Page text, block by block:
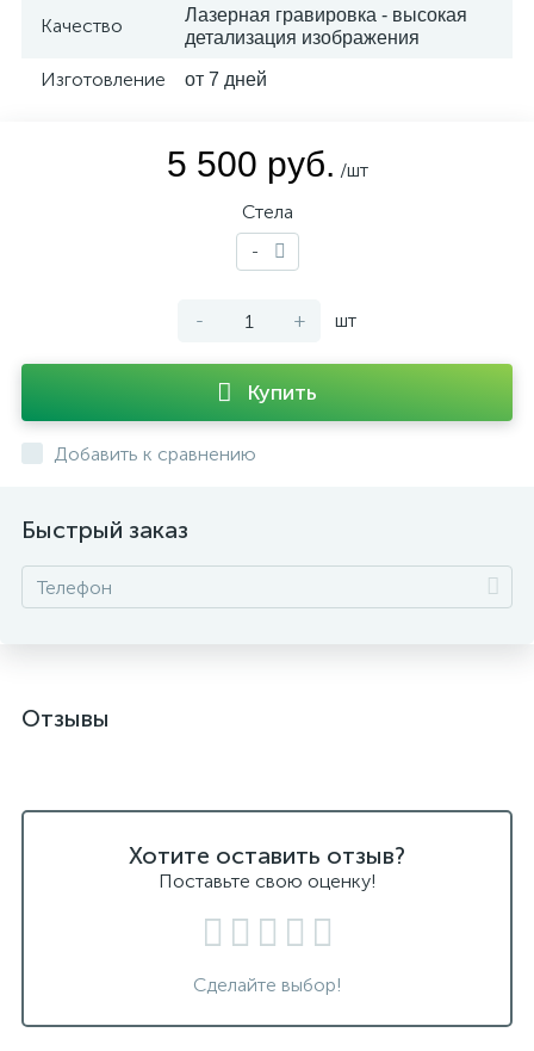
Качество
Лазерная гравировка - высокая
детализация изображения
Изготовление от 7 дней
5 500 руб. /шт
Стела
-
- + шт
Купить
Добавить к сравнению
Быстрый заказ
Отзывы
Хотите оставить отзыв?
Поставьте свою оценку!
Сделайте выбор!